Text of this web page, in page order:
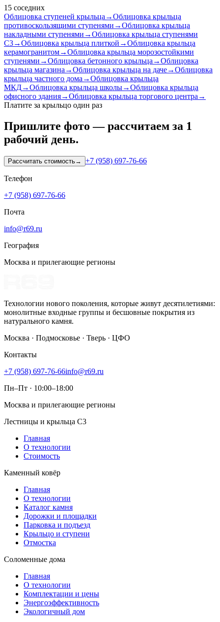
15 соседних
Облицовка ступеней крыльца →Облицовка крыльца
противоскользящими ступенями →Облицовка крыльца
накладными ступенями →Облицовка крыльца ступенями
С3→Облицовка крыльца плиткой →Облицовка крыльца
керамогранитом→Облицовка крыльца морозостойкими
ступенями →Облицовка бетонного крыльца →Облицовка
крыльца магазина →Облицовка крыльца на даче→Облицовка
крыльца частного дома →Облицовка крыльца
МКД→Облицовка крыльца школы→Облицовка крыльца
офисного здания→Облицовка крыльца торгового центра →
Платите за крыльцо один раз
Пришлите фото — рассчитаем за 1
рабочий день.
Рассчитать стоимость→ +7 (958) 697-76-66
Телефон
+7 (958) 697-76-66
Почта
info@r69.ru
География
Москва и прилегающие регионы
Технологии нового поколения, которые живут десятилетиями:
монолитные входные группы и бесшовные покрытия из
натурального камня.
Москва · Подмосковье · Тверь · ЦФО
Контакты
+7 (958) 697-76-66info@r69.ru
Пн–Пт · 10:00–18:00
Москва и прилегающие регионы
Лестницы и крыльца С3
Главная
О технологии
Стоимость
Каменный ковёр
Главная
О технологии
Каталог камня
Дорожки и площадки
Парковка и подъезд
Крыльцо и ступени
Отмостка
Соломенные дома
Главная
О технологии
Комплектации и цены
Энергоэффективность
Экологичный дом